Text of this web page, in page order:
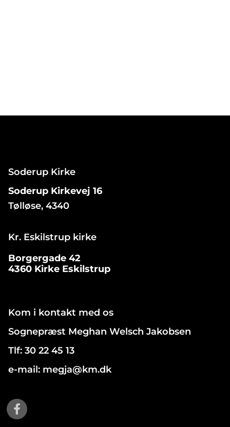
Soderup Kirke
Soderup Kirkevej 16
Tølløse, 4340
Kr. Eskilstrup kirke
Borgergade 42
4360 Kirke Eskilstrup
Kom i kontakt med os
Sognepræst Meghan Welsch Jakobsen
Tlf: 30 22 45 13
e-mail: megja@km.dk